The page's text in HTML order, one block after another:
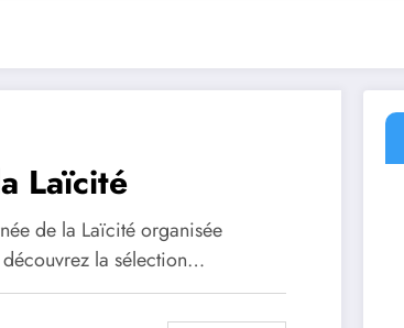
Laïcité
de la Laïcité organisée
la sélection…